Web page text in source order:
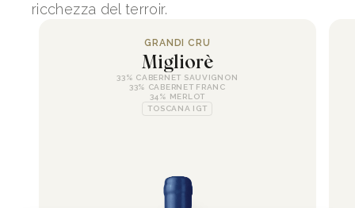
ricchezza del terroir.
GRANDI CRU
Migliorè
33% CABERNET SAUVIGNON
33% CABERNET FRANC
34% MERLOT
TOSCANA IGT